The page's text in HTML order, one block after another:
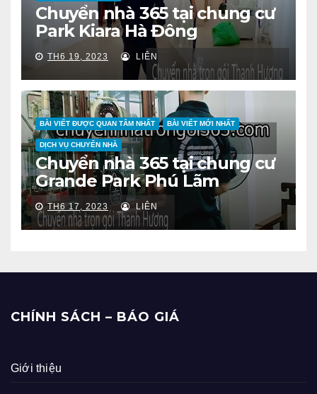
Chuyển nhà 365 tại chung cư
Park Kiara Hà Đông
TH6 19, 2023 LIÊN
BÀI VIẾT ĐƯỢC QUAN TÂM NHẤT BÀI VIẾT MỚI NHẤT
DỊCH VỤ CHUYỂN NHÀ
Chuyển nhà 365 tại chung cư
Grande Park Phú Lãm
TH6 17, 2023 LIÊN
CHÍNH SÁCH – BÁO GIÁ
Giới thiệu